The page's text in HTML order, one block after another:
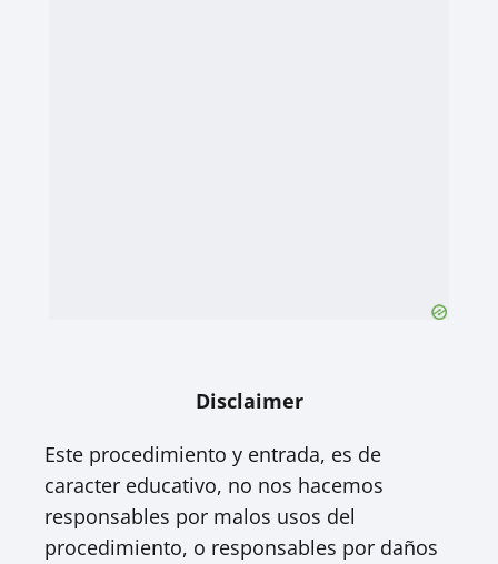
Disclaimer
Este procedimiento y entrada, es de
caracter educativo, no nos hacemos
responsables por malos usos del
procedimiento, o responsables por daños